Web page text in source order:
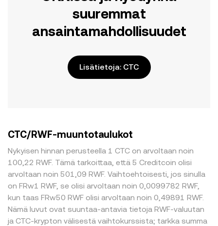
suuremmat
ansaintamahdollisuudet
Lisätietoja: CTC
CTC/RWF-muuntotaulukot
Nykyisen hinnan perusteella 1 CTC on arvoltaan noin
100,22 RWF. Tämä tarkoittaa, että 5 Creditcoin olisi
arvoltaan noin 501,09 RWF. Vaihtoehtoisesti, jos sinulla
on FRw1 RWF, se olisi arvoltaan noin 0,0099782 RWF,
kun taas FRw50 RWF olisi arvoltaan noin 0,49891 RWF.
Nämä luvut ovat suuntaa-antavia tietoja RWF-valuutan
ja CTC-krypton välisestä vaihtokurssista; tarkka summa